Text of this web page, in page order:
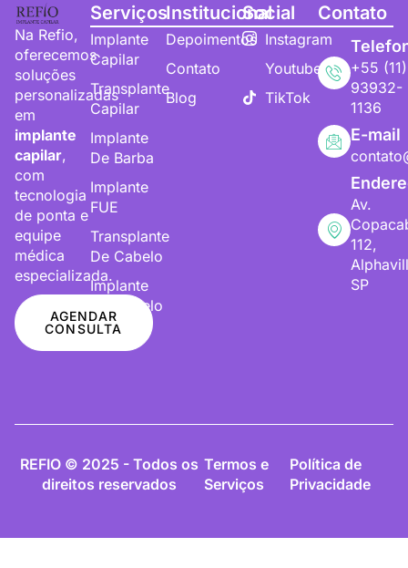
Na Refio,
oferecemos
soluções
personalizadas
em
implante
capilar,
com
tecnologia
de ponta e
equipe
médica
especializada.
AGENDAR
CONSULTA
Serviços
Implante
Capilar
Transplante
Capilar
Implante
De Barba
Implante
FUE
Transplante
De Cabelo
Implante
De Cabelo
Institucional
Depoimentos
Contato
Blog
Social
Instagram
Youtube
TikTok
Contato
+55 (11)
93932-
1136
E-mail
Av.
112,
SP
REFIO © 2025 - Todos os
direitos reservados
Termos e
Serviços
Política de
Privacidade